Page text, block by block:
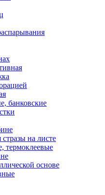
банковские
на листе
термоклеевые
основе